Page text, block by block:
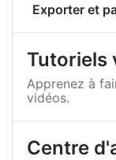
Exporter et
Tutoriels
Apprenez à
vidéos.
Centre